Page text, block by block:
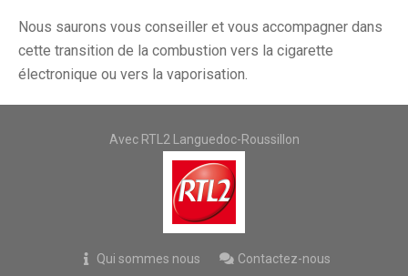
Nous saurons vous conseiller et vous accompagner dans
cette transition de la combustion vers la cigarette
électronique ou vers la vaporisation.
Avec RTL2 Languedoc-Roussillon
Qui sommes nous Contactez-nous